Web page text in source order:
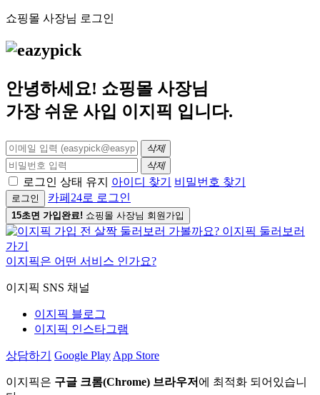
쇼핑몰 사장님 로그인
안녕하세요! 쇼핑몰 사장님
가장 쉬운 사입 이지픽 입니다.
삭제
삭제
로그인 상태 유지 아이디 찾기 비밀번호 찾기
로그인 카페24로 로그인
15초면 가입완료! 쇼핑몰 사장님 회원가입
이지픽은 어떤 서비스 인가요?
이지픽 SNS 채널
이지픽 블로그
이지픽 인스타그램
상담하기 Google Play App Store
이지픽은 구글 크롬(Chrome) 브라우저 에 최적화 되어있습니